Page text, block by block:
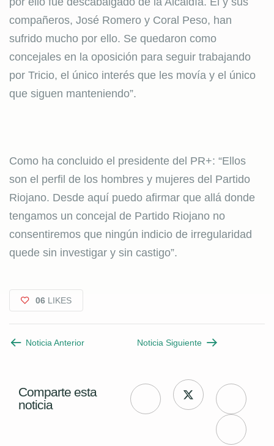
compañeros, José Romero y Coral Peso, han
sufrido mucho por ello. Se quedaron como
concejales en la oposición para seguir trabajando
por Tricio, el único interés que les movía y el único
que siguen manteniendo”.
Como ha concluido el presidente del PR+: “Ellos
son el perfil de los hombres y mujeres del Partido
Riojano. Desde aquí puedo afirmar que allá donde
tengamos un concejal de Partido Riojano no
consentiremos que ningún indicio de irregularidad
quede sin investigar y sin castigo”.
06 LIKES
Noticia Anterior Noticia Siguiente
Comparte esta
noticia